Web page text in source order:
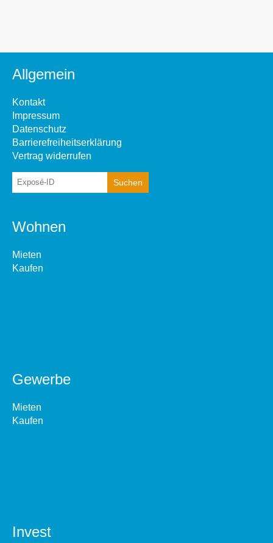
Allgemein
Kontakt
Impressum
Datenschutz
Barrierefreiheitserklärung
Vertrag widerrufen
Wohnen
Mieten
Kaufen
Gewerbe
Mieten
Kaufen
Invest